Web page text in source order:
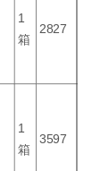
1
箱
2827
1
箱
3597